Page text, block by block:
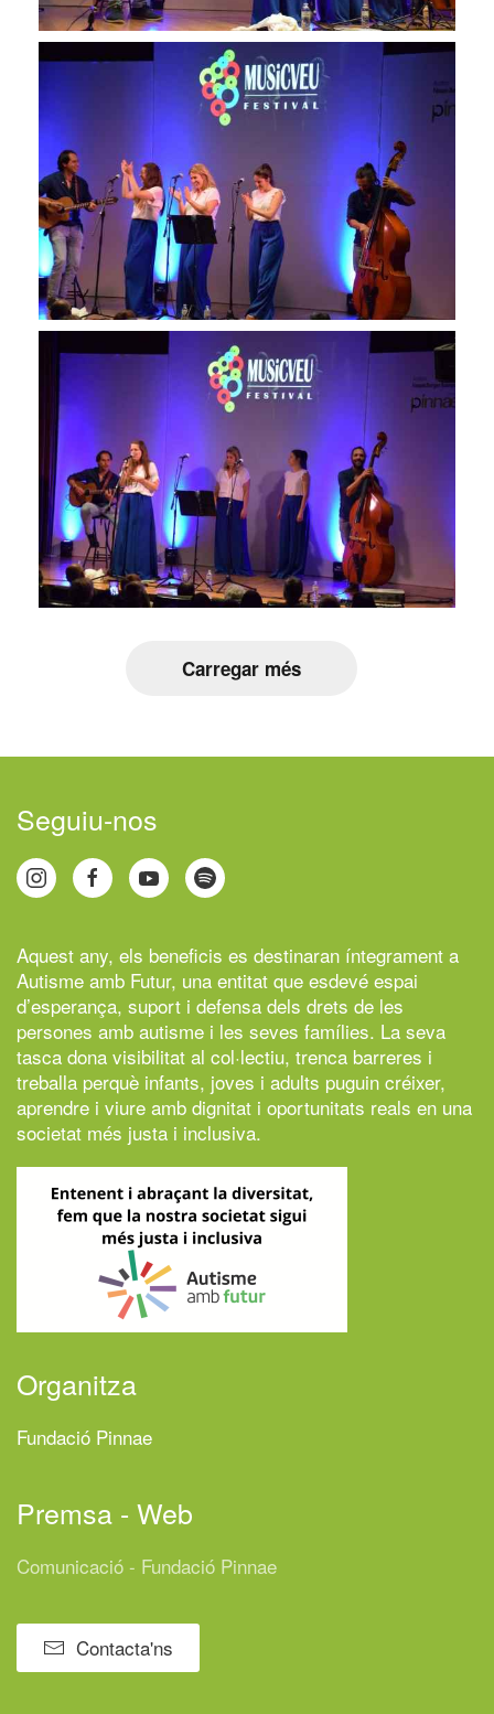
Carregar més
Seguiu-nos
Aquest any, els beneficis es destinaran íntegrament a
Autisme amb Futur, una entitat que esdevé espai
d’esperança, suport i defensa dels drets de les
persones amb autisme i les seves famílies. La seva
tasca dona visibilitat al col·lectiu, trenca barreres i
treballa perquè infants, joves i adults puguin créixer,
aprendre i viure amb dignitat i oportunitats reals en una
societat més justa i inclusiva.
Organitza
Fundació Pinnae
Premsa - Web
Comunicació - Fundació Pinnae
Contacta'ns